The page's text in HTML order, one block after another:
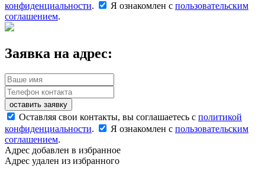
конфиденциальности. Я ознакомлен с пользовательским
соглашением.
Заявка на адрес:
оставить заявку
Оставляя свои контакты, вы соглашаетесь с политикой
конфиденциальности. Я ознакомлен с пользовательским
соглашением.
Адрес добавлен в избранное
Адрес удален из избранного